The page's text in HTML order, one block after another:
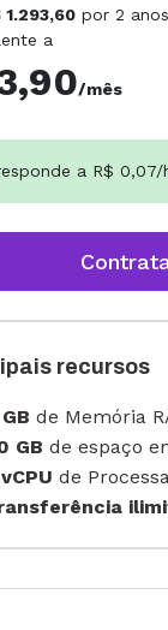
1.293,60 por 2 anos
a
/mês
a R$ 0,07/
recursos
de Memória
GB de espaço
de